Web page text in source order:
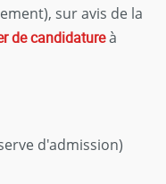
sur avis de la
de candidatureà
d'admission)